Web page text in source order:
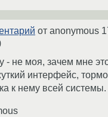
от anonymous
- не моя, зачем мне
интерфейс,
к нему всей системы.